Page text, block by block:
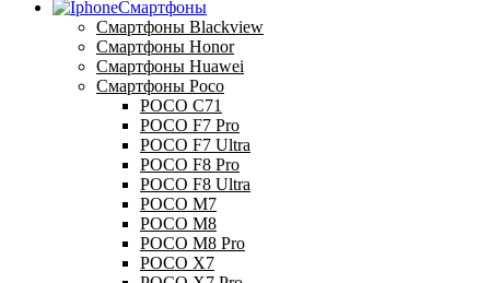
Смартфоны
Смартфоны Blackview
Смартфоны Honor
Смартфоны Huawei
Смартфоны Poco
POCO C71
POCO F7 Pro
POCO F7 Ultra
POCO F8 Pro
POCO F8 Ultra
POCO M7
POCO M8
POCO M8 Pro
POCO X7